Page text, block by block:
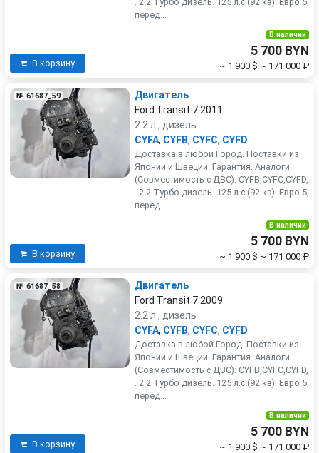
перед...
В корзину
В наличии
5 700 BYN
~ 1 900 $ ~ 171 000 ₽
№ 61687_59
Двигатель
Ford Transit 7 2011
2.2 л., дизель
CYFA, CYFB, CYFC, CYFD
Доставка в любой Город. Поставки из
Японии и Швеции. Гарантия. Аналоги
(Совместимость с ДВС): CYFB,CYFC,CYFD,
. 2.2 Турбо дизель. 125 л.с (92 кв). Евро 5,
перед...
В корзину
В наличии
5 700 BYN
~ 1 900 $ ~ 171 000 ₽
№ 61687_58
Двигатель
Ford Transit 7 2009
2.2 л., дизель
CYFA, CYFB, CYFC, CYFD
Доставка в любой Город. Поставки из
Японии и Швеции. Гарантия. Аналоги
(Совместимость с ДВС): CYFB,CYFC,CYFD,
. 2.2 Турбо дизель. 125 л.с (92 кв). Евро 5,
перед...
В корзину
В наличии
5 700 BYN
~ 1 900 $ ~ 171 000 ₽